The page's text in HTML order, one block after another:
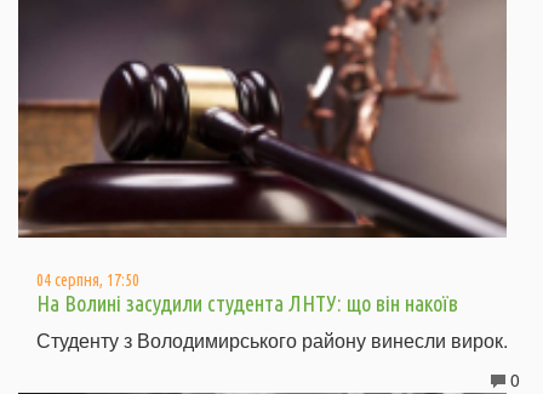
04 серпня, 17:50
На Волині засудили студента ЛНТУ: що він накоїв
Студенту з Володимирського району винесли вирок.
0